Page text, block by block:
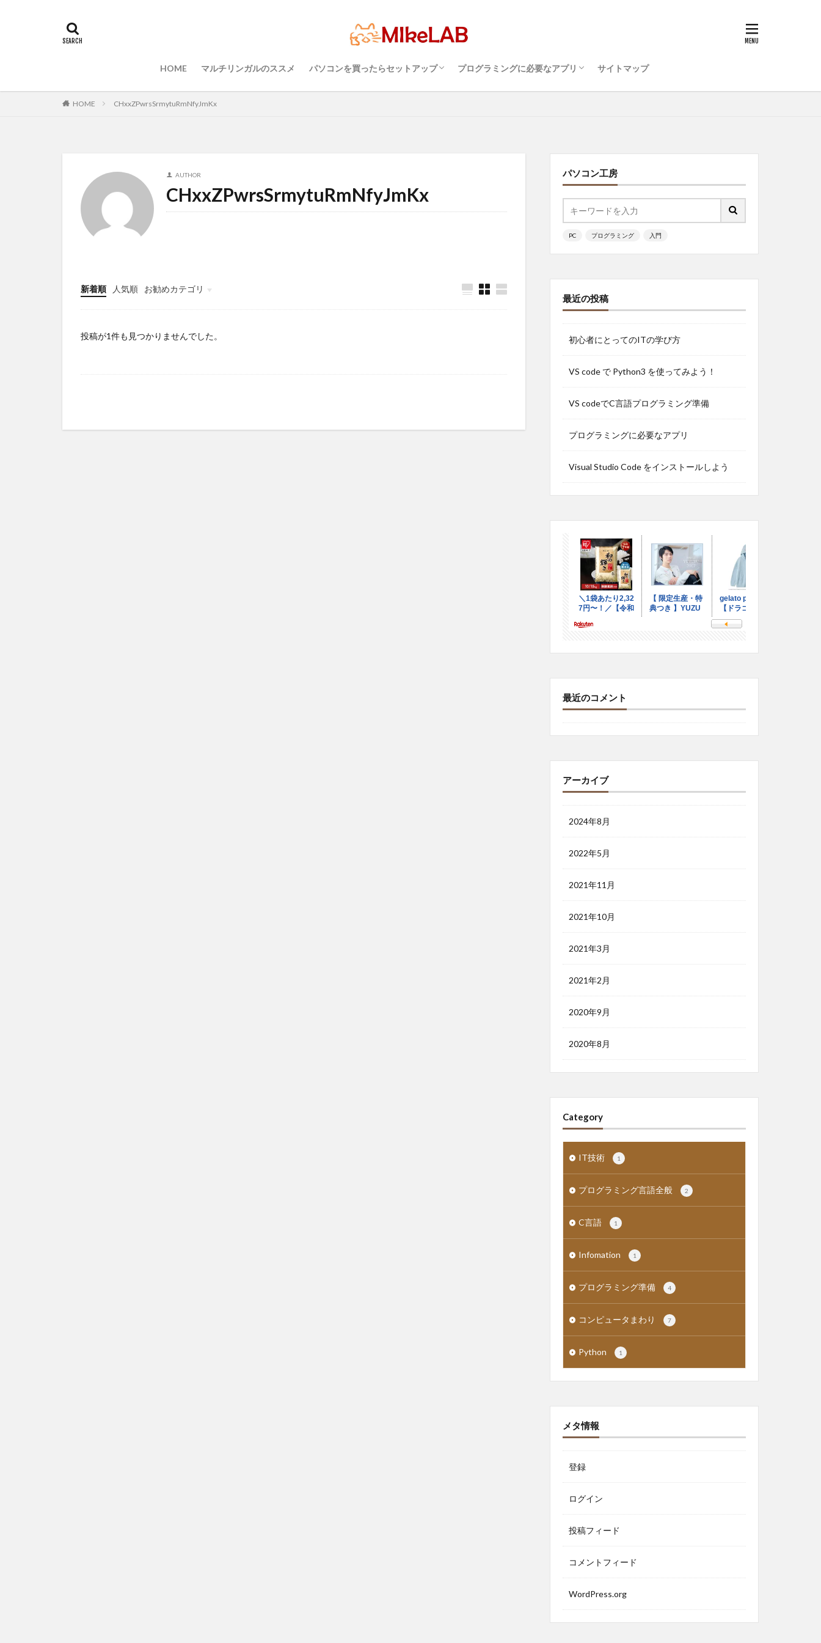
HOME マルチリンガルのススメ パソコンを買ったらセットアップ
超初心者のパソコンの選び方（３）・・・知
超初心者のパソコンの選び方（１）・・・
超初心者のパソコンの選び方（２）・・・快
プログラミングに必要なアプリ
プログラミングを行うためのコンピュータ環
パソコンのセキュリティ対策を行おう
Visual Studio Code をインストールしよう
タッチタイピングとプログラミング ・・・
サイトマップ
HOME CHxxZPwrsSrmytuRmNfyJmKx
AUTHOR
CHxxZPwrsSrmytuRmNfyJmKx
新着順 人気順
お勧めカテゴリ
Infomation
投稿が1件も見つかりませんでした。
パソコン工房
PC プログラミング 入門
最近の投稿
初心者にとってのITの学び方
VS code で Python3 を使ってみよう！
VS codeでC言語プログラミング準備
プログラミングに必要なアプリ
Visual Studio Code をインストールしよう
最近のコメント
アーカイブ
2024年8月
2022年5月
2021年11月
2021年10月
2021年3月
2021年2月
2020年9月
2020年8月
Category
IT技術 1
プログラミング言語全般 2
C言語 1
Infomation 1
プログラミング準備 4
コンピュータまわり 7
Python 1
メタ情報
登録
ログイン
投稿フィード
コメントフィード
WordPress.org
っておこうスペック
Windows？それとも Mac？
適に使うためのPC性能選び 境
めざせブラインドタッチ
インストール どれがいい